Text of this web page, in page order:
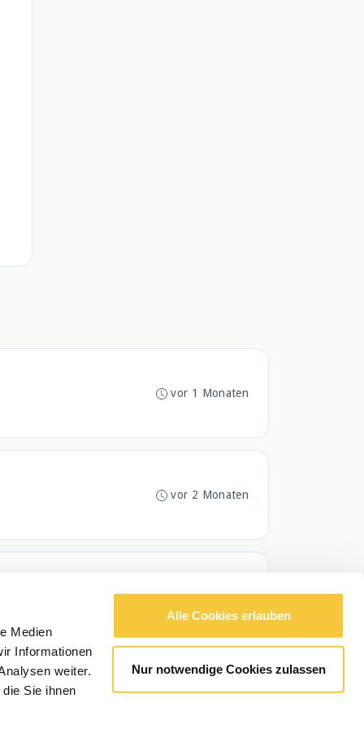
Medien
Informationen
weiter.
Sie ihnen
Alle Cookies erlauben
Nur notwendige Cookies zulassen
vor 1 Monaten
vor 2 Monaten
vor 5 Monaten